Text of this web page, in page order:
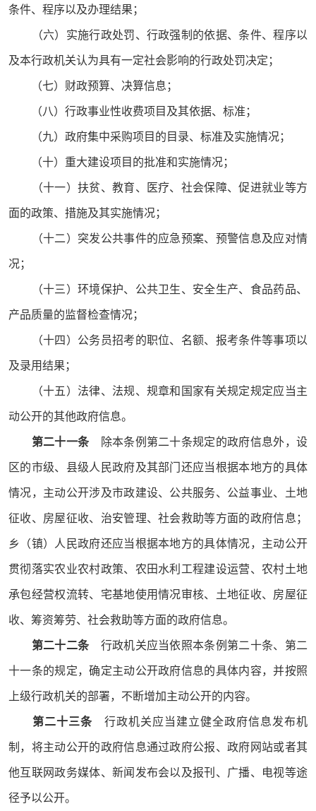
条件、程序以及办理结果；
（六）实施行政处罚、行政强制的依据、条件、程序以
及本行政机关认为具有一定社会影响的行政处罚决定；
（七）财政预算、决算信息；
（八）行政事业性收费项目及其依据、标准；
（九）政府集中采购项目的目录、标准及实施情况；
（十）重大建设项目的批准和实施情况；
（十一）扶贫、教育、医疗、社会保障、促进就业等方
面的政策、措施及其实施情况；
（十二）突发公共事件的应急预案、预警信息及应对情
况；
（十三）环境保护、公共卫生、安全生产、食品药品、
产品质量的监督检查情况；
（十四）公务员招考的职位、名额、报考条件等事项以
及录用结果；
（十五）法律、法规、规章和国家有关规定规定应当主
动公开的其他政府信息。
第二十一条除本条例第二十条规定的政府信息外，设
区的市级、县级人民政府及其部门还应当根据本地方的具体
情况，主动公开涉及市政建设、公共服务、公益事业、土地
征收、房屋征收、治安管理、社会救助等方面的政府信息；
乡（镇）人民政府还应当根据本地方的具体情况，主动公开
贯彻落实农业农村政策、农田水利工程建设运营、农村土地
承包经营权流转、宅基地使用情况审核、土地征收、房屋征
收、筹资筹劳、社会救助等方面的政府信息。
第二十二条行政机关应当依照本条例第二十条、第二
十一条的规定，确定主动公开政府信息的具体内容，并按照
上级行政机关的部署，不断增加主动公开的内容。
第二十三条 行政机关应当建立健全政府信息发布机
制，将主动公开的政府信息通过政府公报、政府网站或者其
他互联网政务媒体、新闻发布会以及报刊、广播、电视等途
径予以公开。